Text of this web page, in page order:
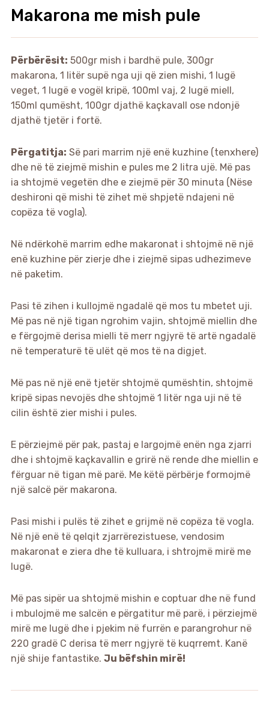
Makarona me mish pule
Përbërësit: 500gr mish i bardhë pule, 300gr
makarona, 1 litër supë nga uji që zien mishi, 1 lugë
veget, 1 lugë e vogël kripë, 100ml vaj, 2 lugë miell,
150ml qumësht, 100gr djathë kaçkavall ose ndonjë
djathë tjetër i fortë.
Përgatitja: Së pari marrim një enë kuzhine (tenxhere)
dhe në të ziejmë mishin e pules me 2 litra ujë. Më pas
ia shtojmë vegetën dhe e ziejmë për 30 minuta (Nëse
deshironi që mishi të zihet më shpjetë ndajeni në
copëza të vogla).
Në ndërkohë marrim edhe makaronat i shtojmë në një
enë kuzhine për zierje dhe i ziejmë sipas udhezimeve
në paketim.
Pasi të zihen i kullojmë ngadalë që mos tu mbetet uji.
Më pas në një tigan ngrohim vajin, shtojmë miellin dhe
e fërgojmë derisa mielli të merr ngjyrë të artë ngadalë
në temperaturë të ulët që mos të na digjet.
Më pas në një enë tjetër shtojmë qumështin, shtojmë
kripë sipas nevojës dhe shtojmë 1 litër nga uji në të
cilin është zier mishi i pules.
E përziejmë për pak, pastaj e largojmë enën nga zjarri
dhe i shtojmë kaçkavallin e grirë në rende dhe miellin e
fërguar në tigan më parë. Me këtë përbërje formojmë
një salcë për makarona.
Pasi mishi i pulës të zihet e grijmë në copëza të vogla.
Në një enë të qelqit zjarrërezistuese, vendosim
makaronat e ziera dhe të kulluara, i shtrojmë mirë me
lugë.
Më pas sipër ua shtojmë mishin e coptuar dhe në fund
i mbulojmë me salcën e përgatitur më parë, i përziejmë
mirë me lugë dhe i pjekim në furrën e parangrohur në
220 gradë C derisa të merr ngjyrë të kuqrremt. Kanë
një shije fantastike. Ju bëfshin mirë!